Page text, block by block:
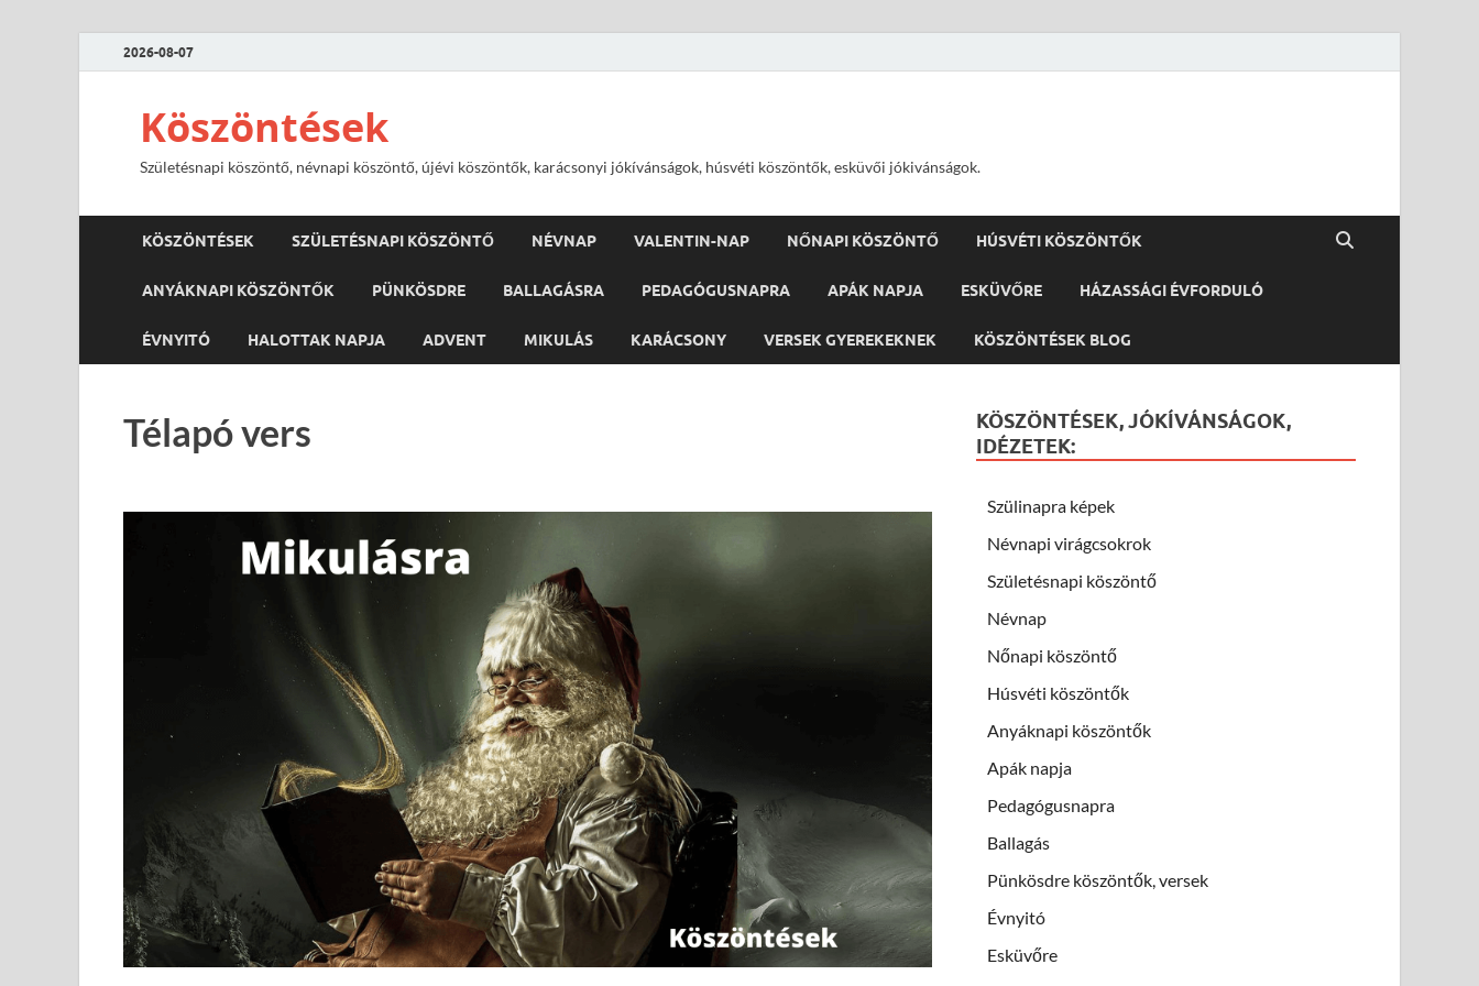
2026-08-07
Köszöntések
Születésnapi köszöntő, névnapi köszöntő, újévi köszöntők, karácsonyi jókívánságok, húsvéti köszöntők, esküvői jókivánságok.
KÖSZÖNTÉSEK SZÜLETÉSNAPI KÖSZÖNTŐ NÉVNAP VALENTIN-NAP NŐNAPI KÖSZÖNTŐ HÚSVÉTI KÖSZÖNTŐK
ANYÁKNAPI KÖSZÖNTŐK PÜNKÖSDRE BALLAGÁSRA PEDAGÓGUSNAPRA APÁK NAPJA ESKÜVŐRE HÁZASSÁGI ÉVFORDULÓ
ÉVNYITÓ HALOTTAK NAPJA ADVENT MIKULÁS KARÁCSONY VERSEK GYEREKEKNEK KÖSZÖNTÉSEK BLOG
Télapó vers
KÖSZÖNTÉSEK, JÓKÍVÁNSÁGOK,
IDÉZETEK:
Szülinapra képek
Névnapi virágcsokrok
Születésnapi köszöntő
Névnap
Nőnapi köszöntő
Húsvéti köszöntők
Anyáknapi köszöntők
Apák napja
Pedagógusnapra
Ballagás
Pünkösdre köszöntők, versek
Évnyitó
Esküvőre